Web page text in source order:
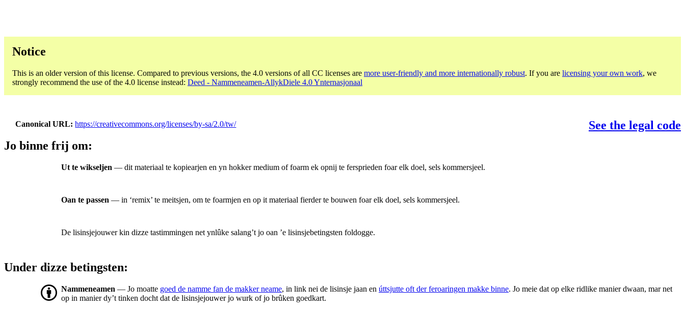
Notice
This is an older version of this license. Compared to previous versions, the 4.0 versions of all CC licenses are more user-friendly and more internationally robust. If you are licensing your own work, we
strongly recommend the use of the 4.0 license instead: Deed - Nammeneamen-AllykDiele 4.0 Ynternasjonaal
Canonical URL https://creativecommons.org/licenses/by-sa/2.0/tw/
See the legal code
Jo binne frij om:
Ut te wikseljen — dit materiaal te kopiearjen en yn hokker medium of foarm ek opnij te fersprieden foar elk doel, sels kommersjeel.
Oan te passen — in ‘remix’ te meitsjen, om te foarmjen en op it materiaal fierder te bouwen foar elk doel, sels kommersjeel.
De lisinsjejouwer kin dizze tastimmingen net ynlûke salang’t jo oan ’e lisinsjebetingsten foldogge.
Under dizze betingsten:
Nammeneamen — Jo moatte goed de namme fan de makker neame, in link nei de lisinsje jaan en úttsjutte oft der feroaringen makke binne. Jo meie dat op elke ridlike manier dwaan, mar net
op in manier dy’t tinken docht dat de lisinsjejouwer jo wurk of jo brûken goedkart.